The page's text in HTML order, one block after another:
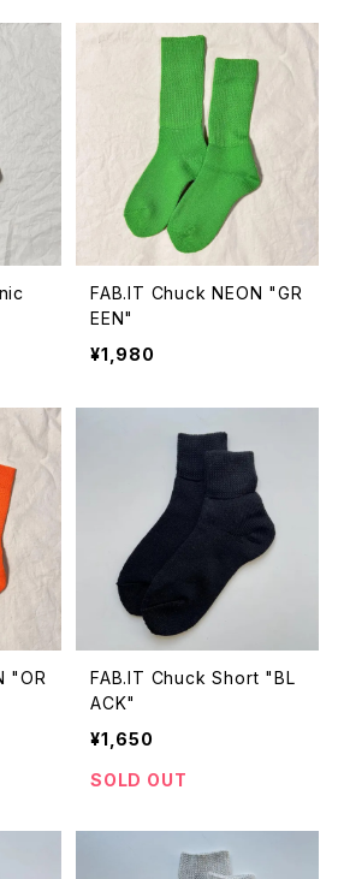
FAB.IT Chuck NEON "GR
EEN"
¥1,980
"OR
FAB.IT Chuck Short "BL
ACK"
¥1,650
SOLD OUT